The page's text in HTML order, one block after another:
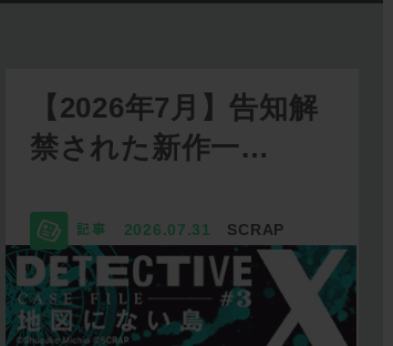
【2026年7月】告知解
禁された新作一…
2026.07.31 SCRAP